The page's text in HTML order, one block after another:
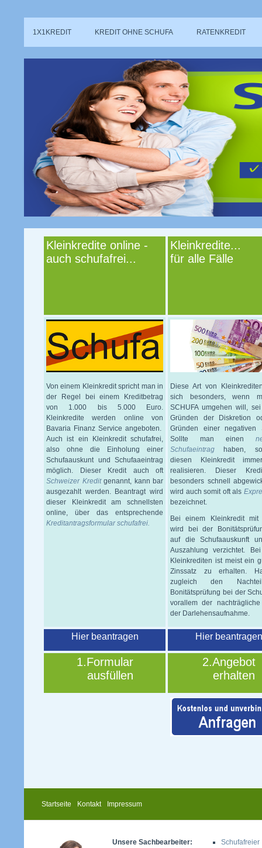
1X1KREDIT KREDIT OHNE SCHUFA RATENKREDIT
Kleinkredite online -
auch schufafrei...
Kleinkredite...
für alle Fälle
Von einem Kleinkredit spricht man in
der Regel bei einem Kreditbetrag
von 1.000 bis 5.000 Euro.
Kleinkredite werden online von
Bavaria Finanz Service angeboten.
Auch ist ein Kleinkredit schufafrei,
also ohne die Einholung einer
Schufaauskunt und Schufaaeintrag
möglich. Dieser Kredit auch oft
Schweizer Kredit genannt, kann bar
ausgezahlt werden. Beantragt wird
dieser Kleinkredit am schnellsten
online, über das entsprechende
Kreditantragsformular schufafrei.
Diese Art von
sich besonders, wenn
SCHUFA umgehen will,
Gründen der Diskretion
Gründen einer negativen
Sollte man einen
Schufaeintrag haben,
diesen Kleinkredit
realisieren. Dieser
besonders schnell
wird auch somit oft als
bezeichnet.
Bei einem Kleinkredit mit
wird bei der
auf die Schufaauskunft
Auszahlung verzichtet.
Kleinkrediten ist meist ein
Zinssatz zu erhalten.
zugleich den
Bonitätsprüfung bei der
vorallem der
der Darlehensaufnahme.
Hier beantragen Hier beantragen
1.Formular
ausfüllen
2.Angebot
erhalten
Startseite Kontakt Impressum
Unsere Sachbearbeiter:
Schufafreier